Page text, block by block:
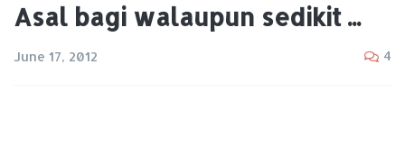
Asal bagi walaupun sedikit ...
June 17, 2012 4